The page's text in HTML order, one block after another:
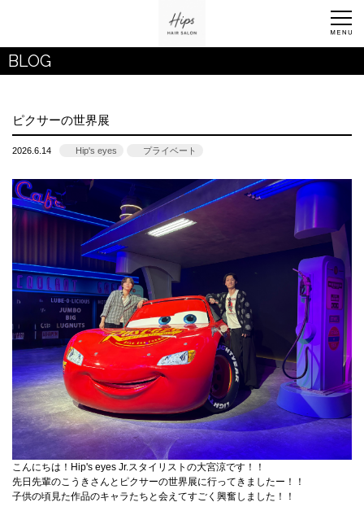
BLOG
ピクサーの世界展
2026.6.14 Hip's eyes プライベート
こんにちは！Hip's eyes Jr.スタイリストの大宮涼です！！
先日先輩のこうきさんとピクサーの世界展に行ってきましたー！！
子供の頃見た作品のキャラたちと会えてすごく興奮しました！！